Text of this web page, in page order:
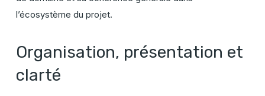
l’écosystème du projet.
Organisation, présentation et
clarté